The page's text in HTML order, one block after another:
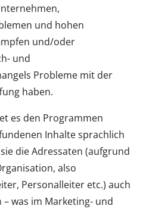
und hohen
und/oder
und
Probleme mit der
haben.
es den Programmen
Inhalte sprachlich
die Adressaten (aufgrund
also
Personalleiter etc.) auch
was im Marketing- und